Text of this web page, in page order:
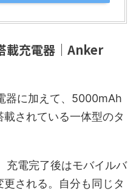
載充電器｜Anker
器に加えて、5000mAh
されている一体型のタ
充電完了後はモバイルバ
される。自分も同じタ